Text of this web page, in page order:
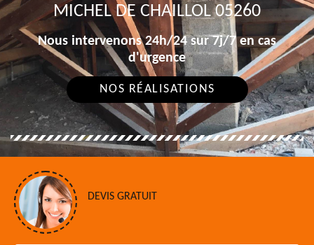
MICHEL DE CHAILLOL 05260
Nous intervenons 24h/24 sur 7j/7 en cas
d'urgence
NOS RÉALISATIONS
DEVIS GRATUIT